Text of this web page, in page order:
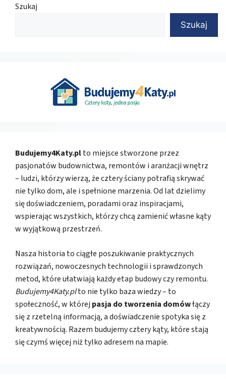
Szukaj
Szukaj
Budujemy4Katy.plto miejsce stworzone przez
pasjonatów budownictwa, remontów i aranżacji wnętrz
– ludzi, którzy wierzą, że cztery ściany potrafią skrywać
nie tylko dom, ale i spełnione marzenia. Od lat dzielimy
się doświadczeniem, poradami oraz inspiracjami,
wspierając wszystkich, którzy chcą zamienić własne kąty
w wyjątkową przestrzeń.
Nasza historia to ciągłe poszukiwanie praktycznych
rozwiązań, nowoczesnych technologii i sprawdzonych
metod, które ułatwiają każdy etap budowy czy remontu.
Budujemy4Katy.plto nie tylko baza wiedzy – to
społeczność, w której pasja do tworzenia domówłączy
się z rzetelną informacją, a doświadczenie spotyka się z
kreatywnością. Razem budujemy cztery kąty, które stają
się czymś więcej niż tylko adresem na mapie.